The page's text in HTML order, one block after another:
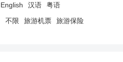
English 汉语
粤语
不限 旅游机票
旅游保险